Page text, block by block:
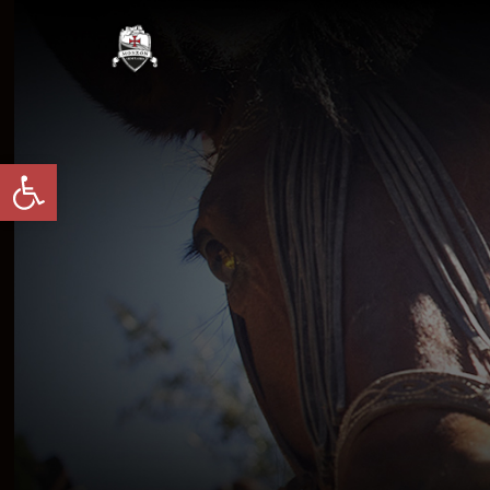
Abrir barra de herramientas